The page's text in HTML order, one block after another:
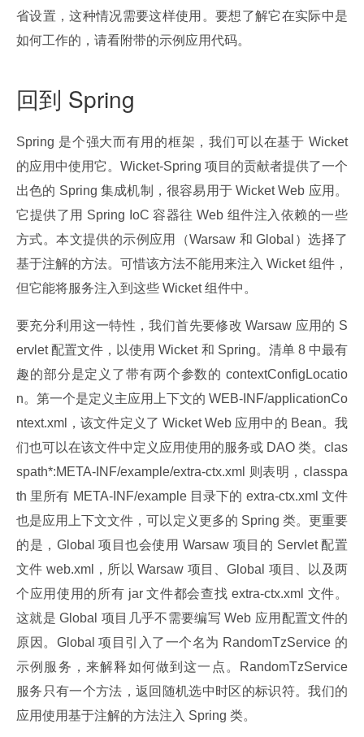
省设置，这种情况需要这样使用。要想了解它在实际中是
如何工作的，请看附带的示例应用代码。
回到 Spring
Spring 是个强大而有用的框架，我们可以在基于 Wicket
的应用中使用它。Wicket-Spring 项目的贡献者提供了一个
出色的 Spring 集成机制，很容易用于 Wicket Web 应用。
它提供了用 Spring IoC 容器往 Web 组件注入依赖的一些
方式。本文提供的示例应用（Warsaw 和 Global）选择了
基于注解的方法。可惜该方法不能用来注入 Wicket 组件，
但它能将服务注入到这些 Wicket 组件中。
要充分利用这一特性，我们首先要修改 Warsaw 应用的 S
ervlet 配置文件，以使用 Wicket 和 Spring。清单 8 中最有
趣的部分是定义了带有两个参数的 contextConfigLocatio
n。第一个是定义主应用上下文的 WEB-INF/applicationCo
ntext.xml，该文件定义了 Wicket Web 应用中的 Bean。我
们也可以在该文件中定义应用使用的服务或 DAO 类。clas
spath*:META-INF/example/extra-ctx.xml 则表明，classpa
th 里所有 META-INF/example 目录下的 extra-ctx.xml 文件
也是应用上下文文件，可以定义更多的 Spring 类。更重要
的是，Global 项目也会使用 Warsaw 项目的 Servlet 配置
文件 web.xml，所以 Warsaw 项目、Global 项目、以及两
个应用使用的所有 jar 文件都会查找 extra-ctx.xml 文件。
这就是 Global 项目几乎不需要编写 Web 应用配置文件的
原因。Global 项目引入了一个名为 RandomTzService 的
示例服务，来解释如何做到这一点。RandomTzService
服务只有一个方法，返回随机选中时区的标识符。我们的
应用使用基于注解的方法注入 Spring 类。